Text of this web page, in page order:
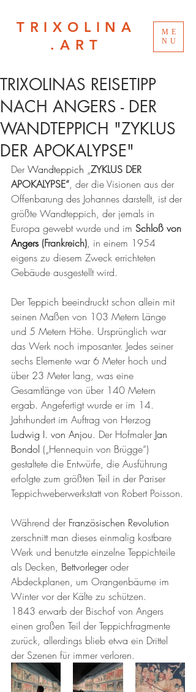
TRIXOLINA
.ART
ME
NU
TRIXOLINAS REISETIPP
NACH ANGERS - DER
WANDTEPPICH "ZYKLUS
DER APOKALYPSE"
Der Wandteppich „ZYKLUS DER
APOKALYPSE“, der die Visionen aus der
Offenbarung des Johannes darstellt, ist der
größte Wandteppich, der jemals in
Europa gewebt wurde und im Schloß von
Angers (Frankreich), in einem 1954
eigens zu diesem Zweck errichteten
Gebäude ausgestellt wird.
Der Teppich beeindruckt schon allein mit
seinen Maßen von 103 Metern Länge
und 5 Metern Höhe. Ursprünglich war
das Werk noch imposanter. Jedes seiner
sechs Elemente war 6 Meter hoch und
über 23 Meter lang, was eine
Gesamtlänge von über 140 Metern
ergab. Angefertigt wurde er im 14.
Jahrhundert im Auftrag von Herzog
Ludwig I. von Anjou. Der Hofmaler Jan
Bondol („Hennequin von Brügge“)
gestaltete die Entwürfe, die Ausführung
erfolgte zum größten Teil in der Pariser
Teppichweberwerkstatt von Robert Poisson.
Während der Französischen Revolution
zerschnitt man dieses einmalig kostbare
Werk und benutzte einzelne Teppichteile
als Decken, Bettvorleger oder
Abdeckplanen, um Orangenbäume im
Winter vor der Kälte zu schützen.
1843 erwarb der Bischof von Angers
einen großen Teil der Teppichfragmente
zurück, allerdings blieb etwa ein Drittel
der Szenen für immer verloren.